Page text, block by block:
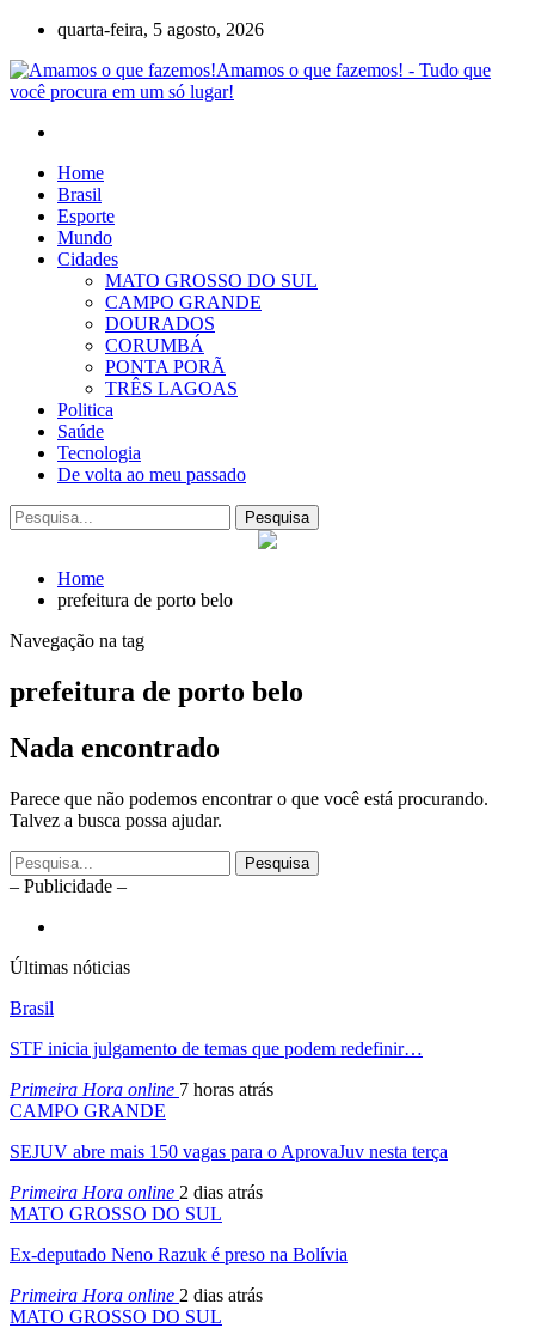
quarta-feira, 5 agosto, 2026
Amamos o que fazemos! - Tudo que
você procura em um só lugar!
Home
Brasil
Esporte
Mundo
Cidades
MATO GROSSO DO SUL
CAMPO GRANDE
DOURADOS
CORUMBÁ
PONTA PORÃ
TRÊS LAGOAS
Politica
Saúde
Tecnologia
De volta ao meu passado
Home
prefeitura de porto belo
Navegação na tag
prefeitura de porto belo
Nada encontrado
Parece que não podemos encontrar o que você está procurando.
Talvez a busca possa ajudar.
– Publicidade –
Últimas nóticias
Brasil
STF inicia julgamento de temas que podem redefinir…
Primeira Hora online 7 horas atrás
CAMPO GRANDE
SEJUV abre mais 150 vagas para o AprovaJuv nesta terça
Primeira Hora online 2 dias atrás
MATO GROSSO DO SUL
Ex-deputado Neno Razuk é preso na Bolívia
Primeira Hora online 2 dias atrás
MATO GROSSO DO SUL